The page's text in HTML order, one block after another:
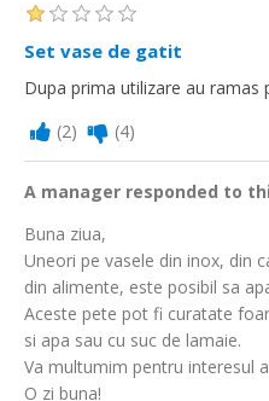
Set vase de gatit
Dupa prima utilizare au
(2) (4)
A manager responded to
Buna ziua,
Uneori pe vasele din inox, din
din alimente, este posibil sa
Aceste pete pot fi curatate
si apa sau cu suc de lamaie.
Va multumim pentru interesul
O zi buna!